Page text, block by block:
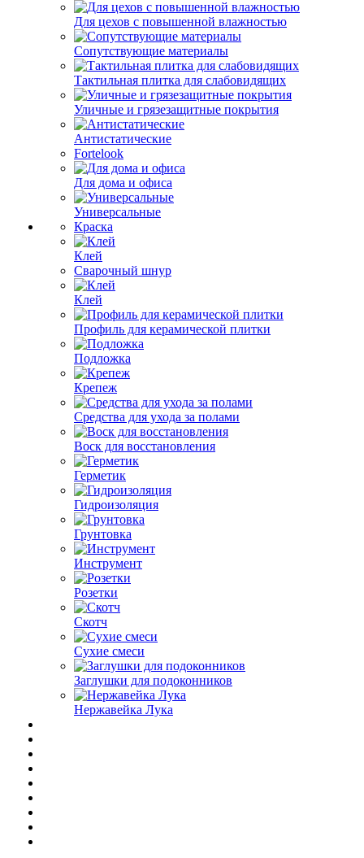
Для цехов с повышенной влажностью
Сопутствующие материалы
Тактильная плитка для слабовидящих
Уличные и грязезащитные покрытия
Антистатические
Fortelook
Для дома и офиса
Универсальные
Краска
Клей
Сварочный шнур
Клей
Профиль для керамической плитки
Подложка
Крепеж
Средства для ухода за полами
Воск для восстановления
Герметик
Гидроизоляция
Грунтовка
Инструмент
Розетки
Скотч
Сухие смеси
Заглушки для подоконников
Нержавейка Лука